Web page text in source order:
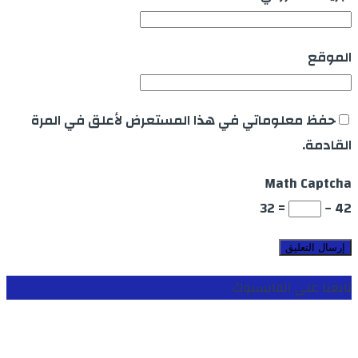
الموقع
حفظ معلوماتي في هذا المستعرض لأعلق في المرة
القادمة.
Math Captcha
42 −
= 32
تابعنا على الفايسبوك